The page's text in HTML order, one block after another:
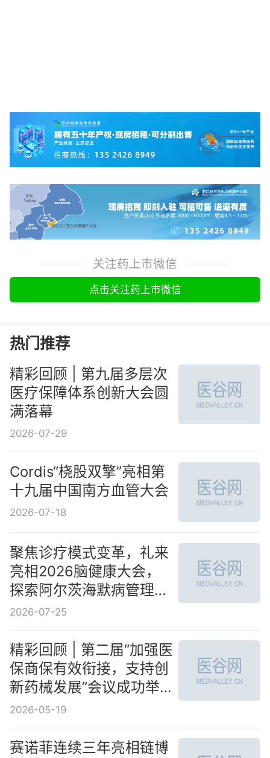
关注药上市微信
点击关注药上市微信
热门推荐
精彩回顾 | 第九届多层次
医疗保障体系创新大会圆
满落幕
2026-07-29
Cordis“桡股双擎”亮相第
十九届中国南方血管大会
2026-07-18
聚焦诊疗模式变革，礼来
亮相2026脑健康大会，
探索阿尔茨海默病管理新
路径
2026-07-25
精彩回顾 | 第二届“加强医
保商保有效衔接，支持创
新药械发展”会议成功举
办
2026-05-19
赛诺菲连续三年亮相链博